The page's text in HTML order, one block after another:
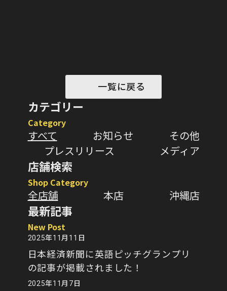
一覧に戻る
カテゴリー
Category
すべて
お知らせ
その他
プレスリリース
メディア
店舗検索
Shop Category
全店舗
本店 沖縄店
最新記事
New Post
2025年11月11日
日本経済新聞に英語ピッチグランプリ
の記事が掲載されました！
2025年11月7日